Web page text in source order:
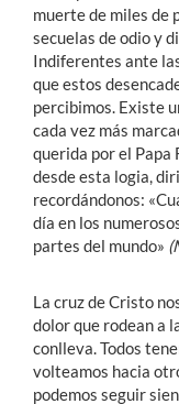
muerte de miles de
secuelas de odio y
Indiferentes ante
que estos
percibimos. Existe
cada vez más
querida por el Papa
desde esta logia,
recordándonos:
día en los
partes del mundo»
La cruz de Cristo
dolor que rodean a
conlleva. Todos
volteamos hacia
podemos seguir